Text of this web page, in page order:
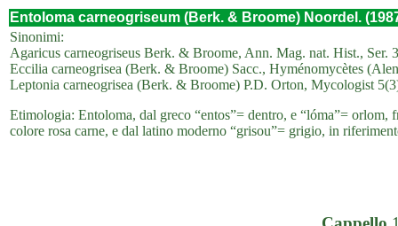
Entoloma carneogriseum (Berk. & Broome) Noordel.
Sinonimi:
Agaricus carneogriseus Berk. & Broome, Ann. Mag. nat. Hist., Ser.
Eccilia carneogrisea (Berk. & Broome) Sacc., Hyménomycètes
Leptonia carneogrisea (Berk. & Broome) P.D. Orton, Mycologist
Etimologia: Entoloma, dal greco “entos”= dentro, e “lóma”= orlom,
colore rosa carne, e dal latino moderno “grisou”= grigio, in